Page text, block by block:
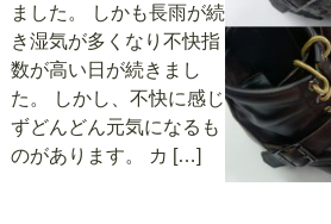
ました。 しかも長雨が続
き湿気が多くなり不快指
数が高い日が続きまし
た。 しかし、不快に感じ
ずどんどん元気になるも
のがあります。 カ […]